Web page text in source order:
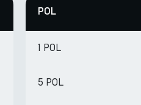
POL
1 POL
5 POL